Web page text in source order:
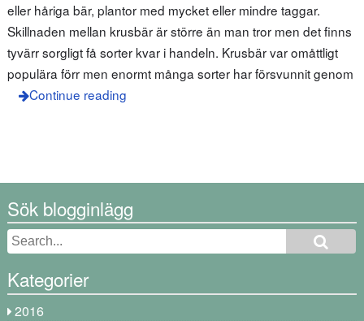
eller håriga bär, plantor med mycket eller mindre taggar.
Skillnaden mellan krusbär är större än man tror men det finns
tyvärr sorgligt få sorter kvar i handeln. Krusbär var omåttligt
populära förr men enormt många sorter har försvunnit genom
Continue reading
Sök blogginlägg
Kategorier
2016